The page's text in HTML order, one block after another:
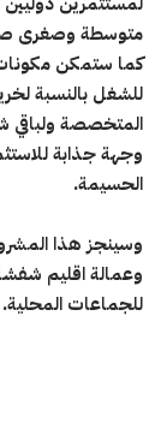
متوسطة وصغرى
كما ستمكن
للشغل بالنسبة
المتخصصة
وجهة جذابة
الحسيمة.
وسينجز هذا
وعمالة اقليم
للجماعات المحلية.